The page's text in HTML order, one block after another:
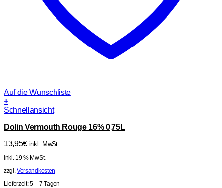
Auf die Wunschliste
+
Schnellansicht
Dolin Vermouth Rouge 16% 0,75L
13,95€ inkl. MwSt.
inkl. 19 % MwSt.
zzgl.Versandkosten
Lieferzeit:5 – 7 Tagen